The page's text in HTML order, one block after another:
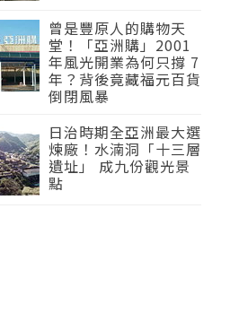
曾是豐原人的購物天
堂！「亞洲購」2001
年風光開業為何只撐 7
年？背後竟藏福元百貨
倒閉風暴
日治時期全亞洲最大選
煉廠！水湳洞「十三層
遺址」 成九份觀光景
點